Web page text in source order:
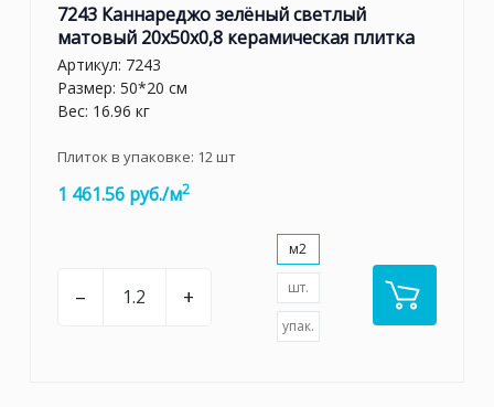
7243 Каннареджо зелёный светлый
матовый 20x50x0,8 керамическая плитка
Артикул: 7243
Размер: 50*20 см
Вес: 16.96 кг
Плиток в упаковке: 12шт
1 461.56 руб./м2
– +
м2
шт.
упак.